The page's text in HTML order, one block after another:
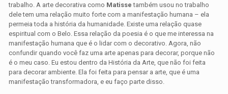
trabalho. A arte decorativa como Matissetambém usou no trabalho
dele tem uma relação muito forte com a manifestação humana – ela
permeia toda a história da humanidade. Existe uma relação quase
espiritual com o Belo. Essa relação da poesia é o que me interessa na
manifestação humana que é o lidar com o decorativo. Agora, não
confundir quando você faz uma arte apenas para decorar, porque não
é o meu caso. Eu estou dentro da História da Arte, que não foi feita
para decorar ambiente. Ela foi feita para pensar a arte, que é uma
manifestação transformadora, e eu faço parte disso.